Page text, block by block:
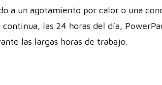
a un agotamiento por calor o una
las 24 horas del día,
las largas horas de trabajo.